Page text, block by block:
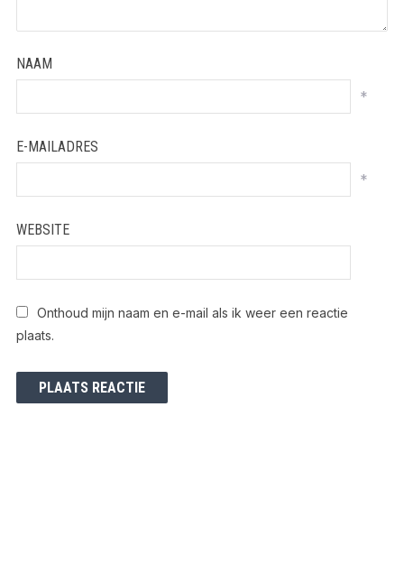
NAAM
*
E-MAILADRES
*
WEBSITE
Onthoud mijn naam en e-mail als ik weer een reactie
plaats.